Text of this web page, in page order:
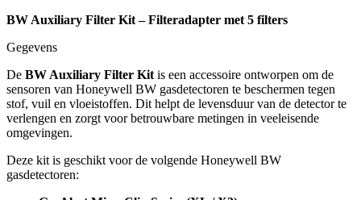
BW Auxiliary Filter Kit – Filteradapter met 5 filters
Gegevens
De BW Auxiliary Filter Kit is een accessoire ontworpen om de
sensoren van Honeywell BW gasdetectoren te beschermen tegen
stof, vuil en vloeistoffen. Dit helpt de levensduur van de detector te
verlengen en zorgt voor betrouwbare metingen in veeleisende
omgevingen.
Deze kit is geschikt voor de volgende Honeywell BW
gasdetectoren: